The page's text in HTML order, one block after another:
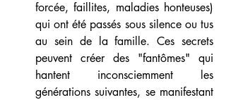
forcée, faillites, maladies honteuses)
qui ont été passés sous silence ou tus
au sein de la famille. Ces secrets
peuvent créer des "fantômes" qui
hantent inconsciemment les
générations suivantes, se manifestant